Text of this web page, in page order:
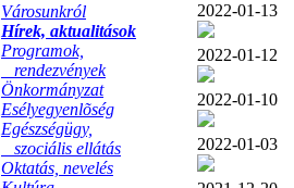
Városunkról
Hírek, aktualitások
Programok,
rendezvények
Önkormányzat
Esélyegyenlõség
Egészségügy,
szociális ellátás
Oktatás, nevelés
2022-01-13
2022-01-12
2022-01-10
2022-01-03